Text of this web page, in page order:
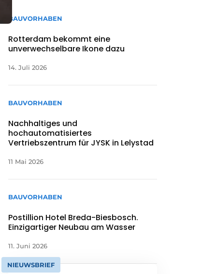
BAUVORHABEN
Rotterdam bekommt eine
unverwechselbare Ikone dazu
14. Juli 2026
BAUVORHABEN
Nachhaltiges und
hochautomatisiertes
Vertriebszentrum für JYSK in Lelystad
11 Mai 2026
BAUVORHABEN
Postillion Hotel Breda-Biesbosch.
Einzigartiger Neubau am Wasser
11. Juni 2026
NIEUWSBRIEF